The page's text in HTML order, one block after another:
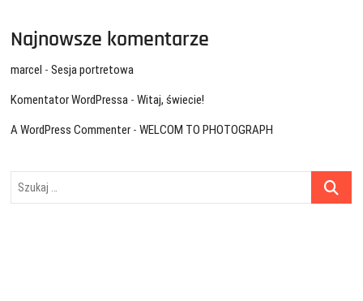
Najnowsze komentarze
marcel -Sesja portretowa
Komentator WordPressa -Witaj, świecie!
A WordPress Commenter -WELCOM TO PHOTOGRAPH
Szukaj